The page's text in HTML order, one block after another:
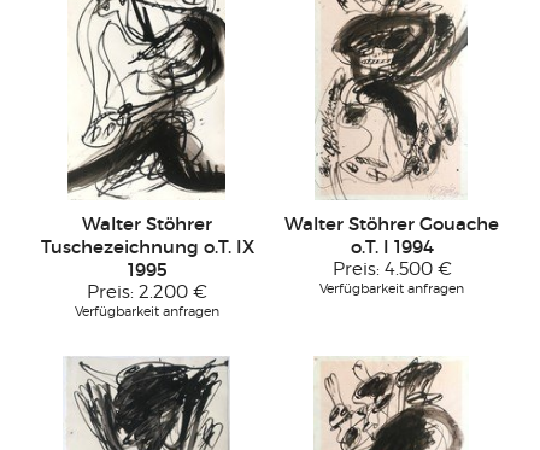
Walter Stöhrer
Tuschezeichnung o.T. IX
1995
Preis: 2.200 €
Verfügbarkeit anfragen
Walter Stöhrer Gouache
o.T. I 1994
Preis: 4.500 €
Verfügbarkeit anfragen